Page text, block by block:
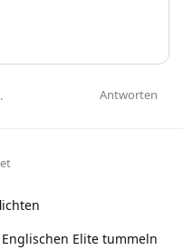
Antworten
.
Elite tummeln